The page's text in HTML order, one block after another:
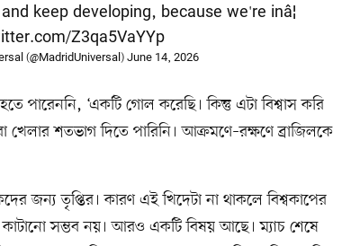
keep developing, because we're inâ¦
Z3qa5VaYYp
(@MadridUniversal)June 14, 2026
পারেননি, ‘একটি গোল করেছি। কিন্তু এটা বিশ্বাস করি
শতভাগ দিতে পারিনি। আক্রমণে–রক্ষণে ব্রাজিলকে
জন্য তৃপ্তির। কারণ এই খিদেটা না থাকলে বিশ্বকাপের
কাটানো সম্ভব নয়। আরও একটি বিষয় আছে। ম্যাচ শেষে